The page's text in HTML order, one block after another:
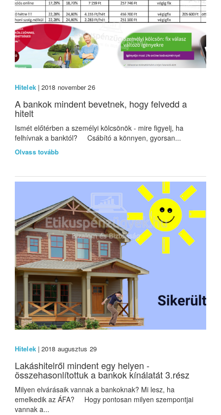
Hitelek| 2018 november 26
A bankok mindent bevetnek, hogy felvedd a
hitelt
Ismét előtérben a személyi kölcsönök - mire figyelj, ha
felhívnak a banktól? Csábító a könnyen, gyorsan...
Olvass tovább
Hitelek| 2018 augusztus 29
Lakáshitelről mindent egy helyen -
összehasonlítottuk a bankok kínálatát 3.rész
Milyen elvárásaik vannak a bankoknak? Mi lesz, ha
emelkedik az ÁFA? Hogy pontosan milyen szempontjai
vannak a...